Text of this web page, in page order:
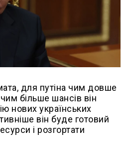
для путіна чим довше
більше шансів він
нових українських
він буде готовий
і розгортати